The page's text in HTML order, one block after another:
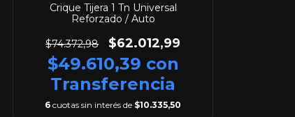
Crique Tijera 1 Tn Universal
Reforzado / Auto
$74.372,98
$62.012,99
$49.610,39 con
Transferencia
6 cuotas sin interés de $10.335,50